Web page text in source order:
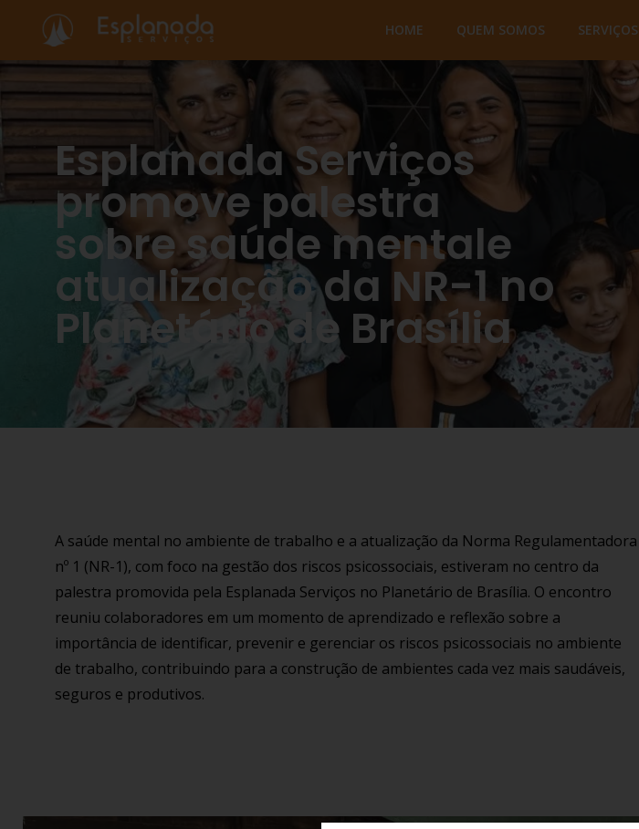
HOME QUEM SOMOS SERVIÇOS
Esplanada Serviços
promove palestra
sobre saúde mentale
atualização da NR-1 no
Planetário de Brasília
A saúde mental no ambiente de trabalho e a atualização da Norma Regulamentadora
nº 1 (NR-1), com foco na gestão dos riscos psicossociais, estiveram no centro da
palestra promovida pela Esplanada Serviços no Planetário de Brasília. O encontro
reuniu colaboradores em um momento de aprendizado e reflexão sobre a
importância de identificar, prevenir e gerenciar os riscos psicossociais no ambiente
de trabalho, contribuindo para a construção de ambientes cada vez mais saudáveis,
seguros e produtivos.